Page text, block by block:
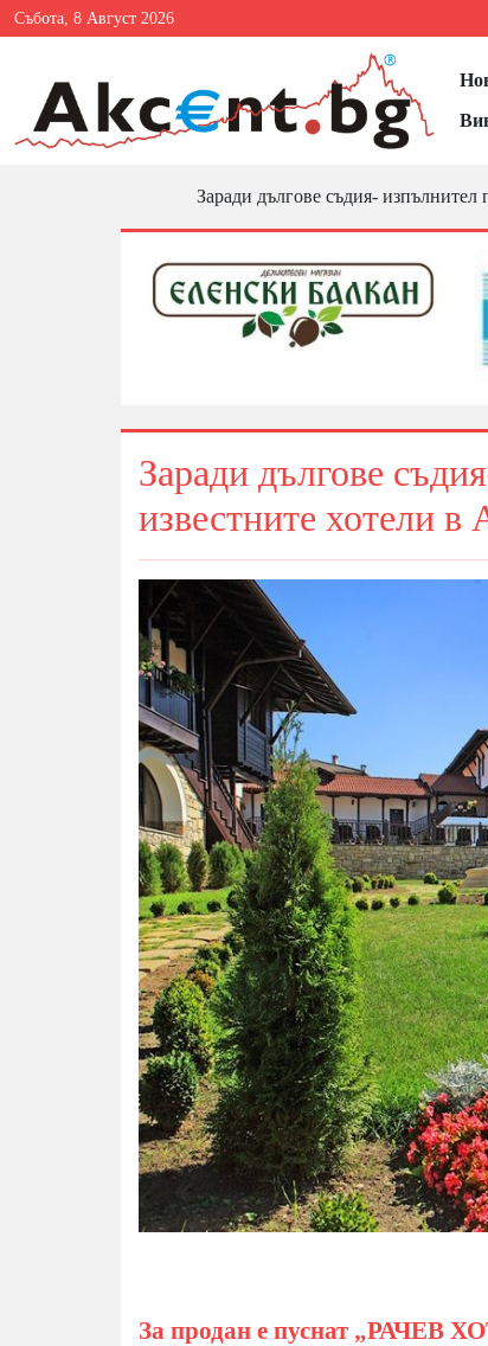
Събота, 8 Август 2026
Заради дългове съдия-
Заради дългове
известните хотели в
За продан е пуснат „РАЧЕВ